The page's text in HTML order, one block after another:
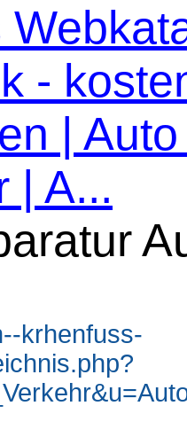
-
|
| A...
krhenfuss-